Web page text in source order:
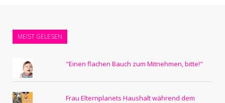
MEIST GELESEN
"Einen flachen Bauch zum Mitnehmen, bitte!"
Frau Elternplanets Haushalt während dem